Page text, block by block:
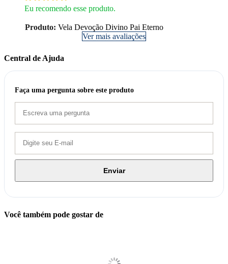
Eu recomendo esse produto.
Produto: Vela Devoção Divino Pai Eterno
Ver mais avaliações
Central de Ajuda
Faça uma pergunta sobre este produto
Enviar
Você também pode gostar de